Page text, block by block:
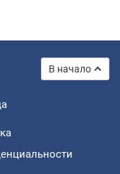
В начало